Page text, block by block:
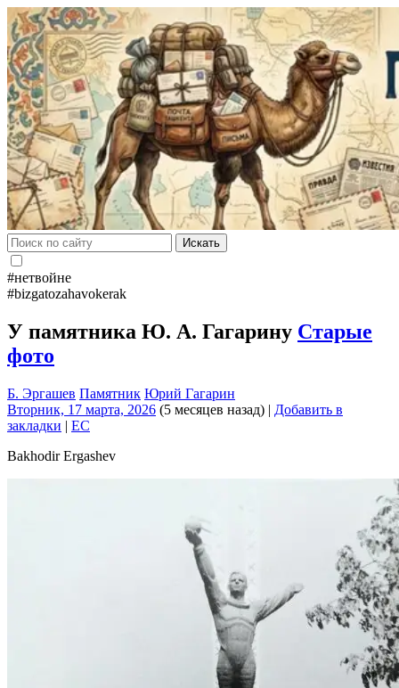
Искать
#нетвойне
#bizgatozahavokerak
У памятника Ю. А. Гагарину Старые
фото
Б. Эргашев Памятник Юрий Гагарин
Вторник, 17 марта, 2026 (5 месяцев назад) | Добавить в
закладки | EC
Bakhodir Ergashev